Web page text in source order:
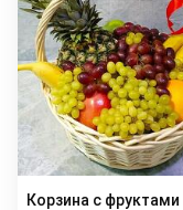
Корзина с фруктами